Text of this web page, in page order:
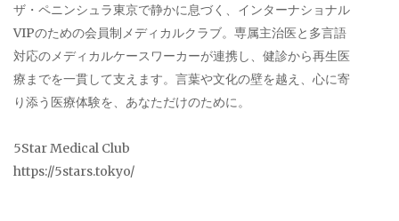
ザ・ペニンシュラ東京で静かに息づく、インターナショナル
VIPのための会員制メディカルクラブ。専属主治医と多言語
対応のメディカルケースワーカーが連携し、健診から再生医
療までを一貫して支えます。言葉や文化の壁を越え、心に寄
り添う医療体験を、あなただけのために。
5Star Medical Club
https://5stars.tokyo/